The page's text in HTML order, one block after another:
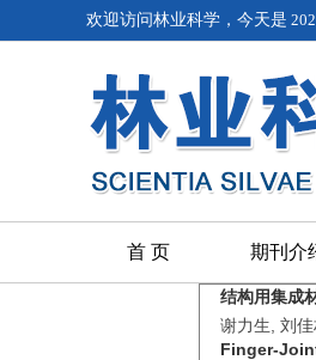
欢迎访问林业科学，今天是
首 页 期刊介
结构用集成
谢力生, 刘
Finger-